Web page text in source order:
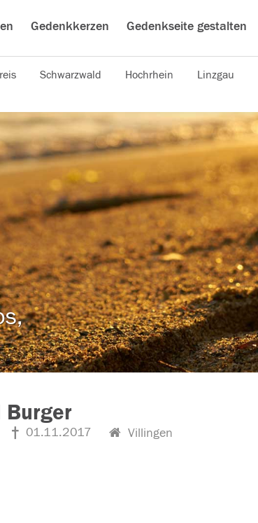
Gedenkkerzen Gedenkseite gestalten
Schwarzwald Hochrhein Linzgau
Burger
01.11.2017 Villingen